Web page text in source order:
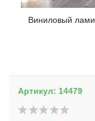
Виниловый
Артикул: 14479